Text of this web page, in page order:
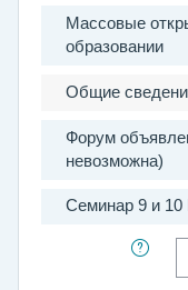
Массовые
образовании
Общие
Форум
невозможна)
Семинар 9 и